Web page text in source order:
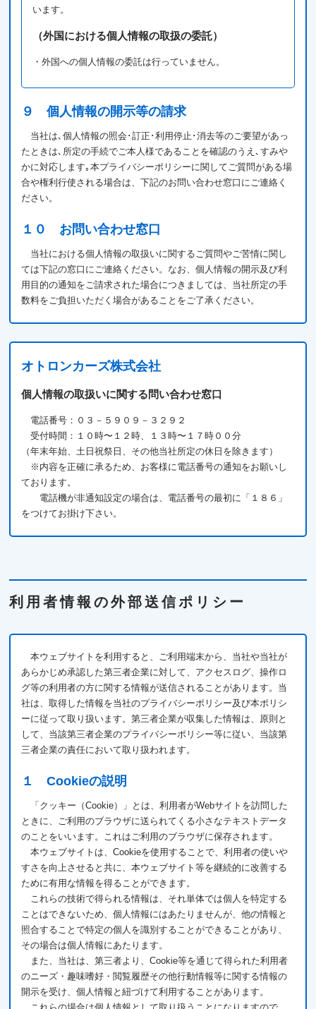
います。
（外国における個人情報の取扱の委託）
・外国への個人情報の委託は行っていません。
９ 個人情報の開示等の請求
当社は､個人情報の照会･訂正･利用停止･消去等のご要望があっ
たときは､所定の手続でご本人様であることを確認のうえ､すみや
かに対応します｡本プライバシーポリシーに関してご質問がある場
合や権利行使される場合は、下記のお問い合わせ窓口にご連絡く
ださい。
１０ お問い合わせ窓口
当社における個人情報の取扱いに関するご質問やご苦情に関し
ては下記の窓口にご連絡ください。なお、個人情報の開示及び利
用目的の通知をご請求された場合につきましては、当社所定の手
数料をご負担いただく場合があることをご了承ください。
オトロンカーズ株式会社
個人情報の取扱いに関する問い合わせ窓口
電話番号：０３－５９０９－３２９２
受付時間：１０時〜１２時、１３時〜１７時００分
（年末年始、土日祝祭日、その他当社所定の休日を除きます）
※内容を正確に承るため、お客様に電話番号の通知をお願いし
ております。
電話機が非通知設定の場合は、電話番号の最初に「１８６」
をつけてお掛け下さい。
利用者情報の外部送信ポリシー
本ウェブサイトを利用すると、ご利用端末から、当社や当社が
あらかじめ承認した第三者企業に対して、アクセスログ、操作ロ
グ等の利用者の方に関する情報が送信されることがあります。当
社は、取得した情報を当社のプライバシーポリシー及び本ポリシ
ーに従って取り扱います。第三者企業が収集した情報は、原則と
して、当該第三者企業のプライバシーポリシー等に従い、当該第
三者企業の責任において取り扱われます。
１ Cookieの説明
「クッキー（Cookie）」とは、利用者がWebサイトを訪問した
ときに、ご利用のブラウザに送られてくる小さなテキストデータ
のことをいいます。これはご利用のブラウザに保存されます。
本ウェブサイトは、Cookieを使用することで、利用者の使いや
すさを向上させると共に、本ウェブサイト等を継続的に改善する
ために有用な情報を得ることができます。
これらの技術で得られる情報は、それ単体では個人を特定する
ことはできないため、個人情報にはあたりませんが、他の情報と
照合することで特定の個人を識別することができることがあり、
その場合は個人情報にあたります。
また、当社は、第三者より、Cookie等を通じて得られた利用者
のニーズ・趣味嗜好・閲覧履歴その他行動情報等に関する情報の
開示を受け、個人情報と紐づけて利用することがあります。